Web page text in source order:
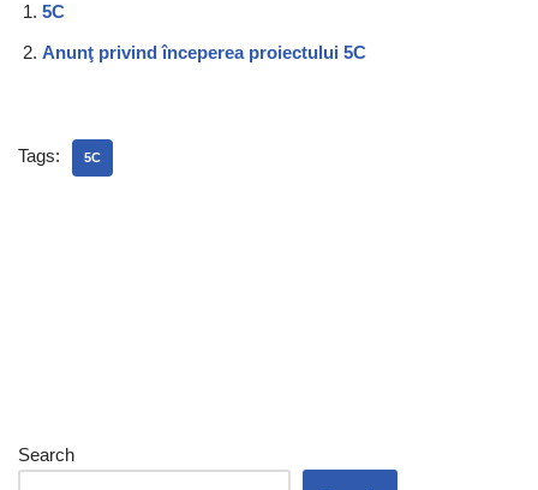
5C
Anunţ privind începerea proiectului 5C
Tags: 5C
Search